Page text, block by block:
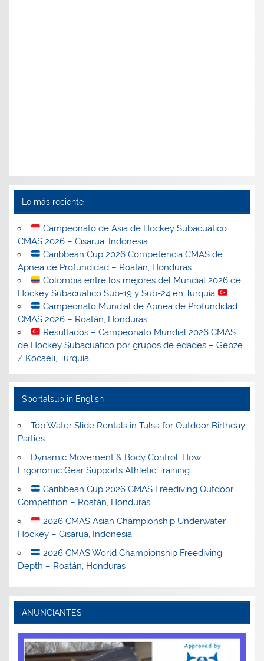
Lo más reciente
Campeonato de Asia de Hockey Subacuático
CMAS 2026 – Cisarua, Indonesia
Caribbean Cup 2026 Competencia CMAS de
Apnea de Profundidad – Roatán, Honduras
Colombia entre los mejores del Mundial 2026 de
Hockey Subacuático Sub-19 y Sub-24 en Turquía
Campeonato Mundial de Apnea de Profundidad
CMAS 2026 – Roatán, Honduras
Resultados – Campeonato Mundial 2026 CMAS
de Hockey Subacuático por grupos de edades – Gebze
/ Kocaeli, Turquía
Sportalsub in English
Top Water Slide Rentals in Tulsa for Outdoor Birthday
Parties
Dynamic Movement & Body Control: How
Ergonomic Gear Supports Athletic Training
Caribbean Cup 2026 CMAS Freediving Outdoor
Competition – Roatán, Honduras
2026 CMAS Asian Championship Underwater
Hockey – Cisarua, Indonesia
2026 CMAS World Championship Freediving
Depth – Roatán, Honduras
ANUNCIANTES